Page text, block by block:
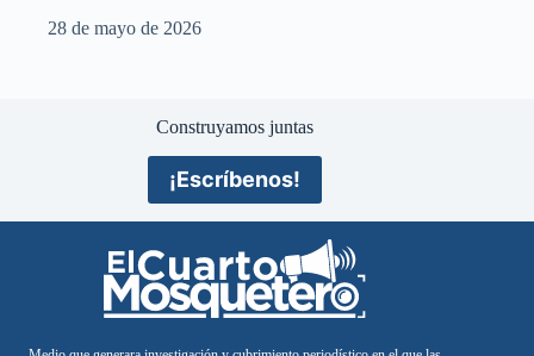
28 de mayo de 2026
Construyamos juntas
¡Escríbenos!